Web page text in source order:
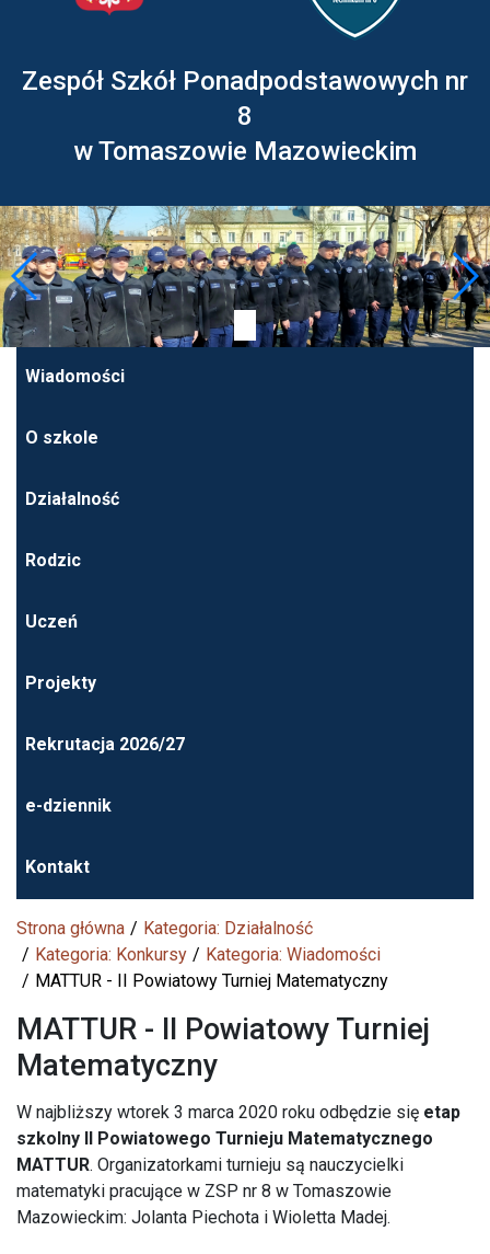
Zespół Szkół Ponadpodstawowych nr
8
w Tomaszowie Mazowieckim
Wiadomości
O szkole
Działalność
Rodzic
Uczeń
Projekty
Rekrutacja 2026/27
e-dziennik
Kontakt
Strona główna
Kategoria: Działalność
Kategoria: Konkursy
Kategoria: Wiadomości
MATTUR - II Powiatowy Turniej Matematyczny
MATTUR - II Powiatowy Turniej
Matematyczny
W najbliższy wtorek 3 marca 2020 roku odbędzie się etap
szkolny II Powiatowego Turnieju Matematycznego
MATTUR. Organizatorkami turnieju są nauczycielki
matematyki pracujące w ZSP nr 8 w Tomaszowie
Mazowieckim: Jolanta Piechota i Wioletta Madej.